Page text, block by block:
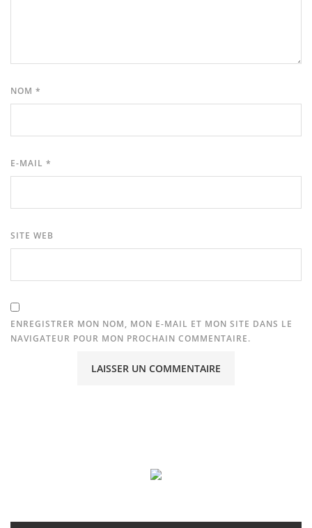
NOM *
E-MAIL *
SITE WEB
ENREGISTRER MON NOM, MON E-MAIL ET MON SITE DANS LE
NAVIGATEUR POUR MON PROCHAIN COMMENTAIRE.